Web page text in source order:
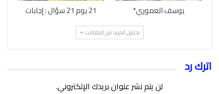
يوسف العموري* 21 يوم 21 سؤال : إجابات
تحميل المزيد من المقالات
اترك رد
لن يتم نشر عنوان بريدك الإلكتروني.